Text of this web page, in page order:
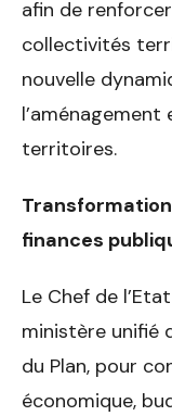
afin de
collectivités
nouvelle
territoires.
finances
Le Chef de
ministère unifié
du Plan, pour
économique,